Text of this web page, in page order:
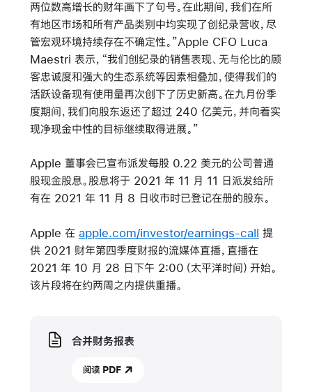
两位数高增长的财年画下了句号。在此期间，我们在所
有地区市场和所有产品类别中均实现了创纪录营收，尽
管宏观环境持续存在不确定性。”Apple CFO Luca
Maestri 表示，“我们创纪录的销售表现、无与伦比的顾
客忠诚度和强大的生态系统等因素相叠加，使得我们的
活跃设备现有使用量再次创下了历史新高。在九月份季
度期间，我们向股东返还了超过 240 亿美元，并向着实
现净现金中性的目标继续取得进展。”
Apple 董事会已宣布派发每股 0.22 美元的公司普通
股现金股息。股息将于 2021 年 11 月 11 日派发给所
有在 2021 年 11 月 8 日收市时已登记在册的股东。
Apple 在 apple.com/investor/earnings-call 提
供 2021 财年第四季度财报的流媒体直播，直播在
2021 年 10 月 28 日下午 2:00（太平洋时间）开始。
该片段将在约两周之内提供重播。
Media
合并财务报表
阅读 PDF